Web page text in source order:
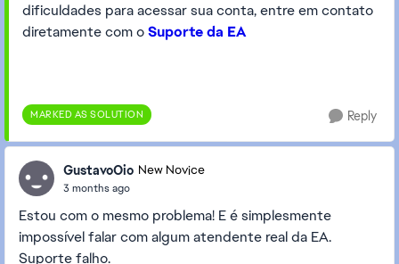
dificuldades para acessar sua conta, entre em contato
diretamente com oSuporte da EA
MARKED AS SOLUTION Reply
GustavoOio New Novice
3 months ago
Estou com o mesmo problema! E é simplesmente
impossível falar com algum atendente real da EA.
Suporte falho.